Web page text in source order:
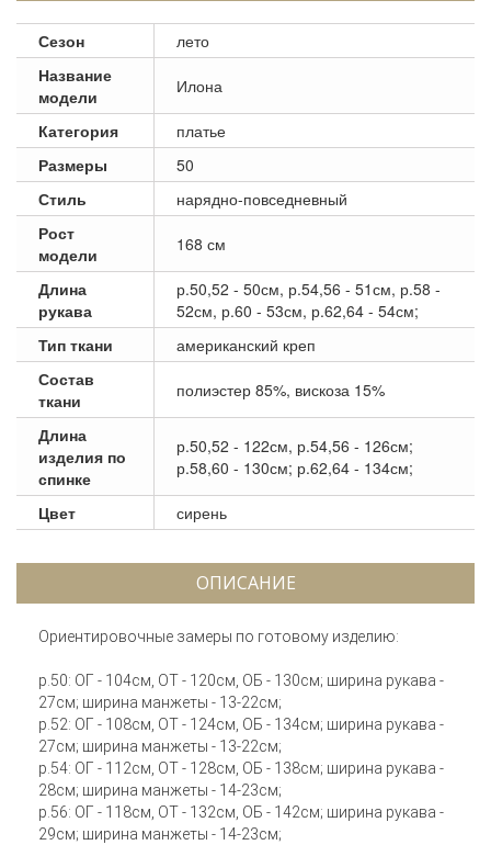
Сезон
лето
Название
модели
Илона
Категория
платье
Размеры
50
Стиль
нарядно-повседневный
Рост
модели
168 см
Длина
рукава
р.50,52 - 50см, р.54,56 - 51см, р.58 -
52см, р.60 - 53см, р.62,64 - 54см;
Тип ткани
американский креп
Состав
ткани
полиэстер 85%, вискоза 15%
Длина
изделия по
спинке
р.50,52 - 122см, р.54,56 - 126см;
р.58,60 - 130см; р.62,64 - 134см;
Цвет сирень
ОПИСАНИЕ
Ориентировочные замеры по готовому изделию:
р.50: ОГ - 104см, ОТ - 120см, ОБ - 130см; ширина рукава -
27см; ширина манжеты - 13-22см;
р.52: ОГ - 108см, ОТ - 124см, ОБ - 134см; ширина рукава -
27см; ширина манжеты - 13-22см;
р.54: ОГ - 112см, ОТ - 128см, ОБ - 138см; ширина рукава -
28см; ширина манжеты - 14-23см;
р.56: ОГ - 118см, ОТ - 132см, ОБ - 142см; ширина рукава -
29см; ширина манжеты - 14-23см;